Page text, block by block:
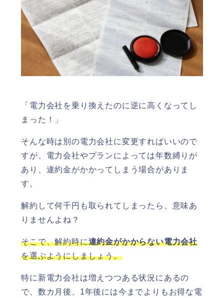
「電力会社を乗り換えたのに逆に高くなってし
まった！」
そんな時は別の電力会社に変更すればいいので
すが、電力会社やプランによっては年数縛りが
あり、違約金がかかってしまう場合がありま
す。
解約して何千円も取られてしまったら、意味あ
りませんよね？
そこで、解約時に違約金がかからない電力会社
を選ぶようにしましょう。
特に新電力会社は増えつつある状況にあるの
で、数カ月後、1年後には今までよりもお得な電